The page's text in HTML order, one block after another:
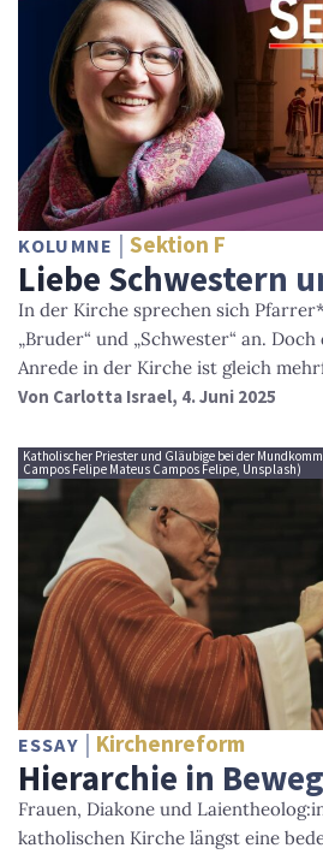
KOLUMNE Sektion F
Liebe Schwestern
In der Kirche sprechen sich
„Bruder“ und „Schwester“ an.
Anrede in der Kirche ist gleich
Von Carlotta Israel, 4. Juni 2025
Katholischer Priester und Gläubige bei der
Campos Felipe Mateus Campos Felipe, Unsplash)
ESSAY Kirchenreform
Hierarchie in
Frauen, Diakone und
katholischen Kirche längst eine